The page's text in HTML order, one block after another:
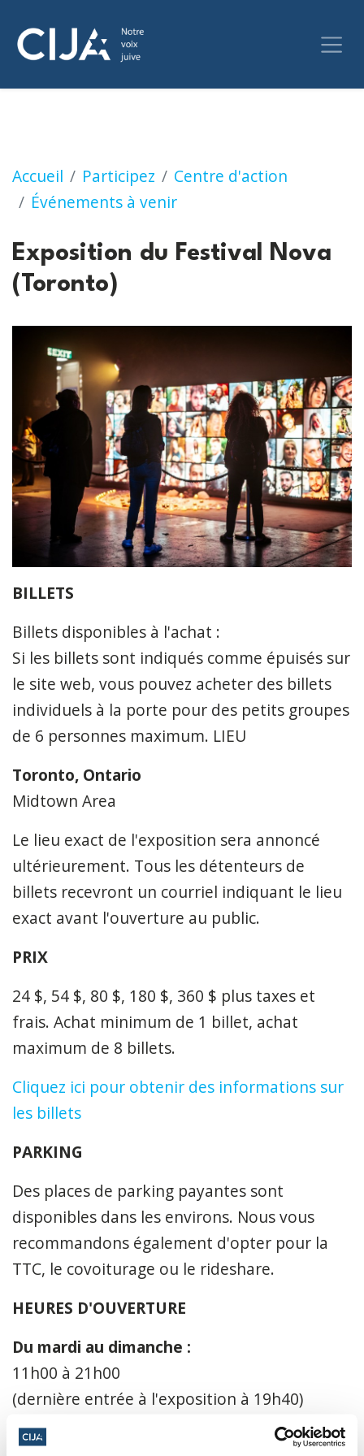
Accueil Participez
Centre d'action
Événements à venir
Exposition du Festival Nova (Toronto)
Exposition du Festival Nova
(Toronto)
BILLETS
Billets disponibles à l'achat :
Si les billets sont indiqués comme épuisés sur
le site web, vous pouvez acheter des billets
individuels à la porte pour des petits groupes
de 6 personnes maximum. LIEU
Toronto, Ontario
Midtown Area
Le lieu exact de l'exposition sera annoncé
ultérieurement. Tous les détenteurs de
billets recevront un courriel indiquant le lieu
exact avant l'ouverture au public.
PRIX
24 $, 54 $, 80 $, 180 $, 360 $ plus taxes et
frais. Achat minimum de 1 billet, achat
maximum de 8 billets.
Cliquez ici pour obtenir des informations sur
les billets
PARKING
Des places de parking payantes sont
disponibles dans les environs. Nous vous
recommandons également d'opter pour la
TTC, le covoiturage ou le rideshare.
HEURES D'OUVERTURE
Du mardi au dimanche :
11h00 à 21h00
(dernière entrée à l'exposition à 19h40)
Vendredi :